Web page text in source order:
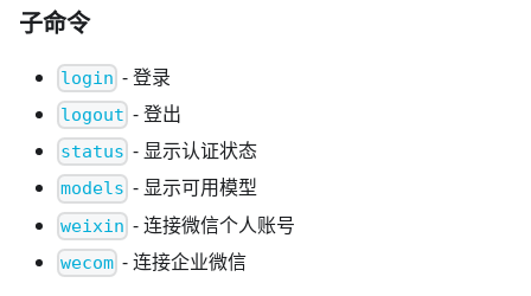
子命令
login - 登录
logout - 登出
status - 显示认证状态
models - 显示可用模型
weixin - 连接微信个人账号
wecom - 连接企业微信